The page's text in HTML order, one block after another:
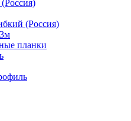
(Россия)
планки